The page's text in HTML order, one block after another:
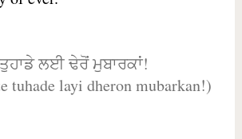
ਲਈ ਢੇਰੋਂ ਮੁਬਾਰਕਾਂ!
tuhade layi dheron mubarkan!)